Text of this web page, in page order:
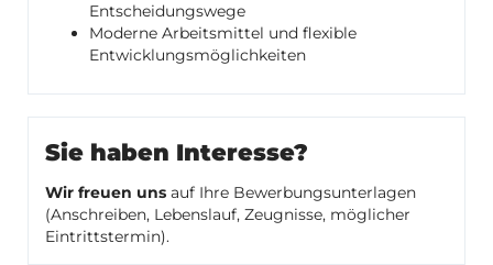
Entscheidungswege
Moderne Arbeitsmittel und flexible
Entwicklungsmöglichkeiten
Sie haben Interesse?
Wir freuen uns auf Ihre Bewerbungsunterlagen
(Anschreiben, Lebenslauf, Zeugnisse, möglicher
Eintrittstermin).